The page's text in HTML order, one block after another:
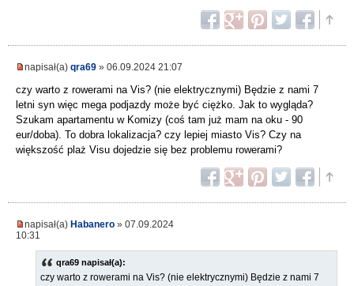
napisał(a) qra69 » 06.09.2024 21:07
czy warto z rowerami na Vis? (nie elektrycznymi) Będzie z nami 7
letni syn więc mega podjazdy może być ciężko. Jak to wygląda?
Szukam apartamentu w Komizy (coś tam już mam na oku - 90
eur/doba). To dobra lokalizacja? czy lepiej miasto Vis? Czy na
większość plaż Visu dojedzie się bez problemu rowerami?
napisał(a) Habanero » 07.09.2024
10:31
qra69 napisał(a):
czy warto z rowerami na Vis? (nie elektrycznymi) Będzie z nami 7